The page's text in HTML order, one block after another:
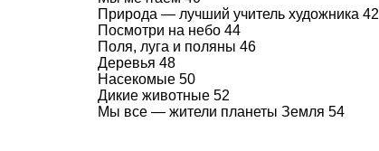
Природа — лучший учитель художника 42
Посмотри на небо 44
Поля, луга и поляны 46
Деревья 48
Насекомые 50
Дикие животные 52
Мы все — жители планеты Земля 54